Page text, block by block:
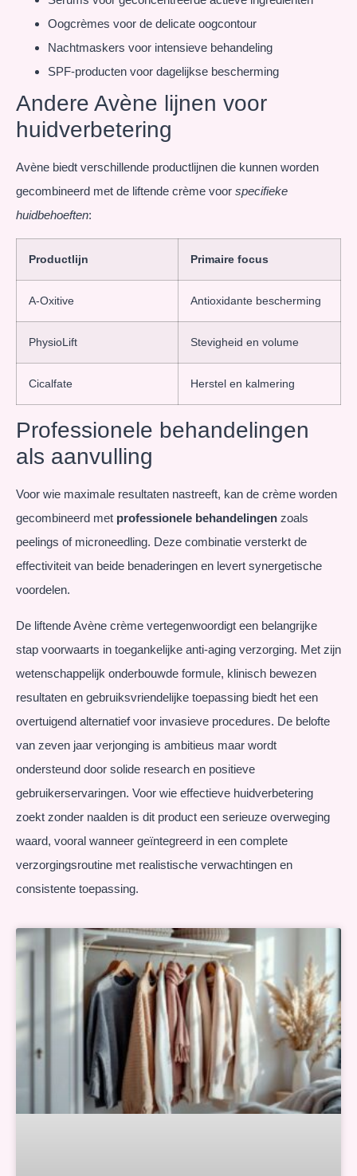
Oogcrèmes voor de delicate oogcontour
Nachtmaskers voor intensieve behandeling
SPF-producten voor dagelijkse bescherming
Andere Avène lijnen voor
huidverbetering
Avène biedt verschillende productlijnen die kunnen worden
gecombineerd met de liftende crème voor specifieke
huidbehoeften:
Productlijn Primaire focus
A-Oxitive Antioxidante bescherming
PhysioLift Stevigheid en volume
Cicalfate Herstel en kalmering
Professionele behandelingen
als aanvulling
Voor wie maximale resultaten nastreeft, kan de crème worden
gecombineerd met professionele behandelingen zoals
peelings of microneedling. Deze combinatie versterkt de
effectiviteit van beide benaderingen en levert synergetische
voordelen.
De liftende Avène crème vertegenwoordigt een belangrijke
stap voorwaarts in toegankelijke anti-aging verzorging. Met zijn
wetenschappelijk onderbouwde formule, klinisch bewezen
resultaten en gebruiksvriendelijke toepassing biedt het een
overtuigend alternatief voor invasieve procedures. De belofte
van zeven jaar verjonging is ambitieus maar wordt
ondersteund door solide research en positieve
gebruikerservaringen. Voor wie effectieve huidverbetering
zoekt zonder naalden is dit product een serieuze overweging
waard, vooral wanneer geïntegreerd in een complete
verzorgingsroutine met realistische verwachtingen en
consistente toepassing.